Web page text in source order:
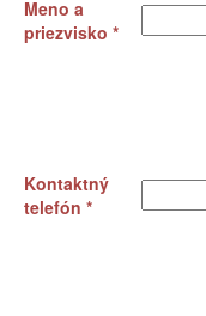
Meno a
priezvisko *
Kontaktný
telefón *